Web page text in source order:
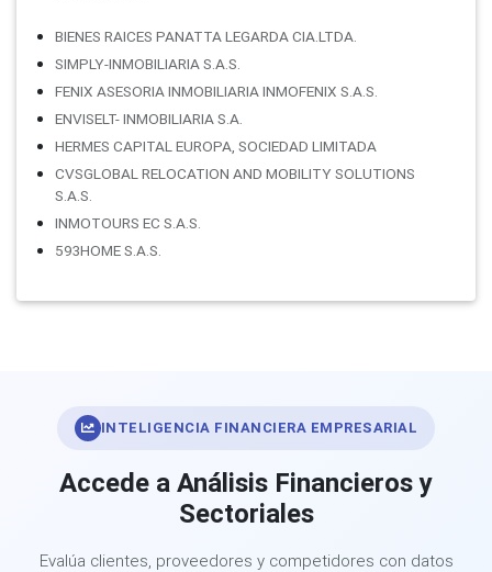
BIENES RAICES PANATTA LEGARDA CIA.LTDA.
SIMPLY-INMOBILIARIA S.A.S.
FENIX ASESORIA INMOBILIARIA INMOFENIX S.A.S.
ENVISELT- INMOBILIARIA S.A.
HERMES CAPITAL EUROPA, SOCIEDAD LIMITADA
CVSGLOBAL RELOCATION AND MOBILITY SOLUTIONS
S.A.S.
INMOTOURS EC S.A.S.
593HOME S.A.S.
INTELIGENCIA FINANCIERA EMPRESARIAL
Accede a Análisis Financieros y
Sectoriales
Evalúa clientes, proveedores y competidores con datos